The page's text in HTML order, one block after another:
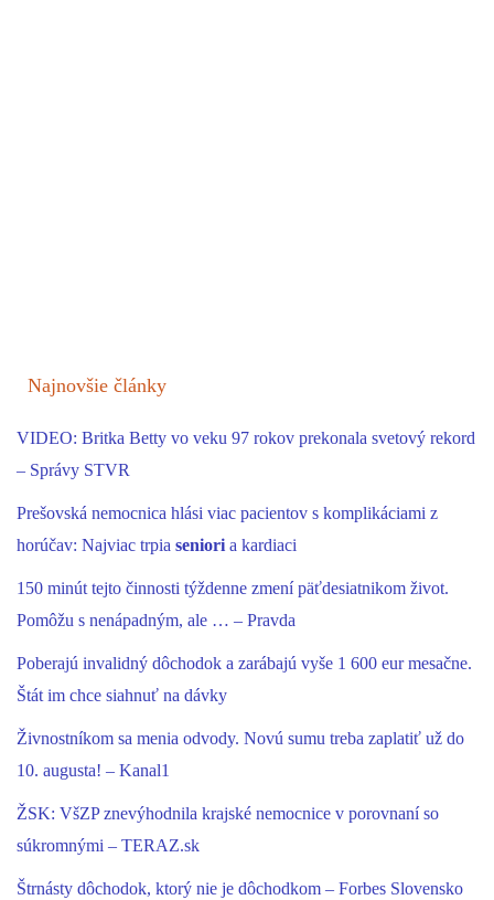
Najnovšie články
VIDEO: Britka Betty vo veku 97 rokov prekonala svetový rekord
– Správy STVR
Prešovská nemocnica hlási viac pacientov s komplikáciami z
horúčav: Najviac trpia senioria kardiaci
150 minút tejto činnosti týždenne zmení päťdesiatnikom život.
Pomôžu s nenápadným, ale … – Pravda
Poberajú invalidný dôchodok a zarábajú vyše 1 600 eur mesačne.
Štát im chce siahnuť na dávky
Živnostníkom sa menia odvody. Novú sumu treba zaplatiť už do
10. augusta! – Kanal1
ŽSK: VšZP znevýhodnila krajské nemocnice v porovnaní so
súkromnými – TERAZ.sk
Štrnásty dôchodok, ktorý nie je dôchodkom – Forbes Slovensko